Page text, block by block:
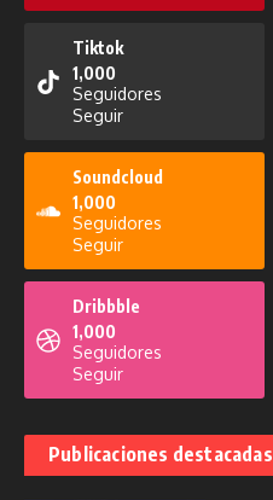
22 de septiembre de 2025
Noticiero del 14 de octubre de
14 de octubre de 2025
Tiktok
1,000
Seguidores
Seguir
Soundcloud
1,000
Seguidores
Seguir
Dribbble
1,000
Seguidores
Seguir
Publicaciones destacadas